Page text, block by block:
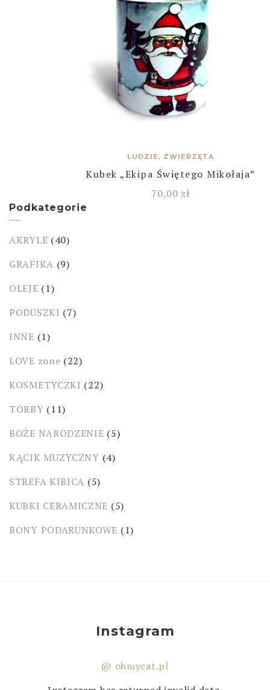
LUDZIE, ZWIERZĘTA
Kubek „Ekipa Świętego Mikołaja”
70,00 zł
Podkategorie
AKRYLE (40)
GRAFIKA (9)
OLEJE (1)
PODUSZKI (7)
INNE (1)
LOVE zone (22)
KOSMETYCZKI (22)
TORBY (11)
BOŻE NARODZENIE (5)
KĄCIK MUZYCZNY (4)
STREFA KIBICA (5)
KUBKI CERAMICZNE (5)
BONY PODARUNKOWE (1)
Instagram
@ ohmycat.pl